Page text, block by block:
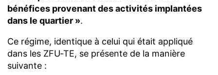
bénéfices provenant des activités implantées
dans le quartier ».
Ce régime, identique à celui qui était appliqué
dans les ZFU‑TE, se présente de la manière
suivante :